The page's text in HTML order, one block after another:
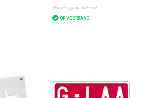
140mm
Nog niet gewaardeerd
OP VOORRAAD